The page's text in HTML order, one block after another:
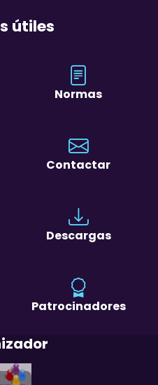
útiles
Normas
Contactar
Descargas
Patrocinadores